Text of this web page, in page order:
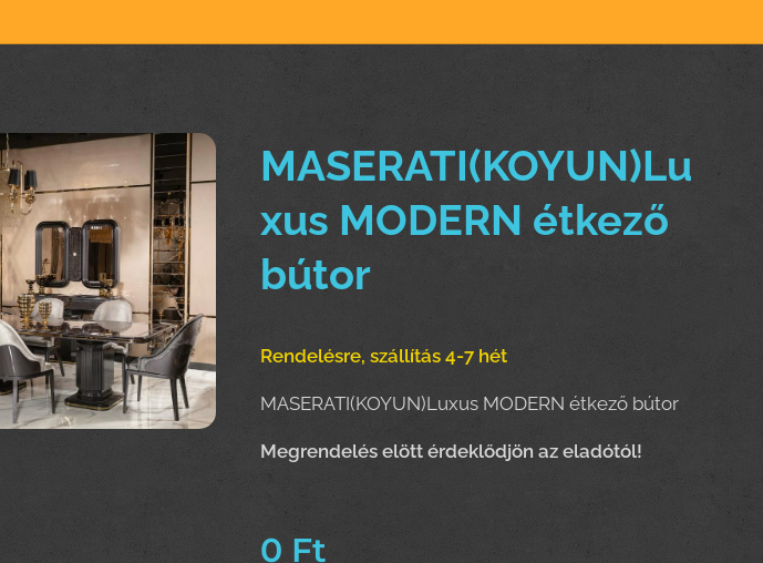
MASERATI(KOYUN)Lu
xus MODERN étkező
bútor
Rendelésre, szállítás 4-7 hét
MASERATI(KOYUN)Luxus MODERN étkező bútor
Megrendelés elött érdeklődjön az eladótól!
0 Ft